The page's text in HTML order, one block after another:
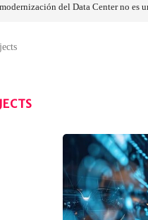
del Data Center no es